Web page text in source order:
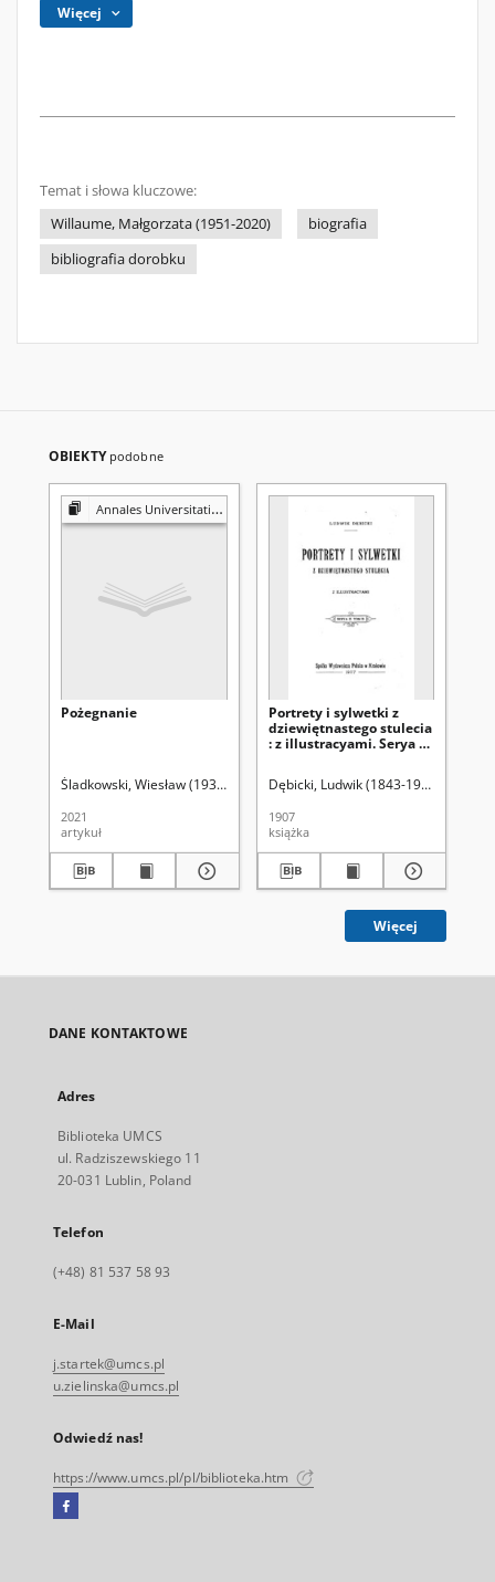
Więcej
Temat i słowa kluczowe:
Willaume, Małgorzata (1951-2020)
biografia
bibliografia dorobku
OBIEKTY podobne
Annales Universitatis Mariae Curie-Skłodowska. Sectio F, Historia
Pożegnanie
Śladkowski, Wiesław (1935- )
2021
artykuł
Portrety i sylwetki z
dziewiętnastego stulecia
: z illustracyami. Serya 2,
Dębicki, Ludwik (1843-1908)
1907
książka
Więcej
DANE KONTAKTOWE
Adres
Biblioteka UMCS
ul. Radziszewskiego 11
20-031 Lublin, Poland
Telefon
(+48) 81 537 58 93
E-Mail
j.startek@umcs.pl
u.zielinska@umcs.pl
Odwiedź nas!
https://www.umcs.pl/pl/biblioteka.htm
Facebook